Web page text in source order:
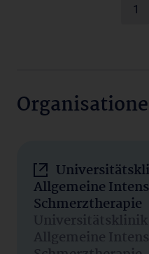
1
Allgemeine
Schmerztherapie
Universitätsklinik
Allgemeine